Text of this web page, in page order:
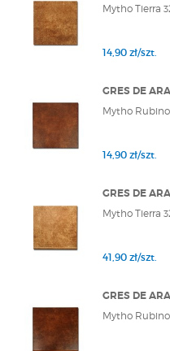
Mytho Tierra
14,90 zł/szt.
GRES DE
Mytho Rubino
14,90 zł/szt.
GRES DE
Mytho Tierra
41,90 zł/szt.
GRES DE
Mytho Rubino